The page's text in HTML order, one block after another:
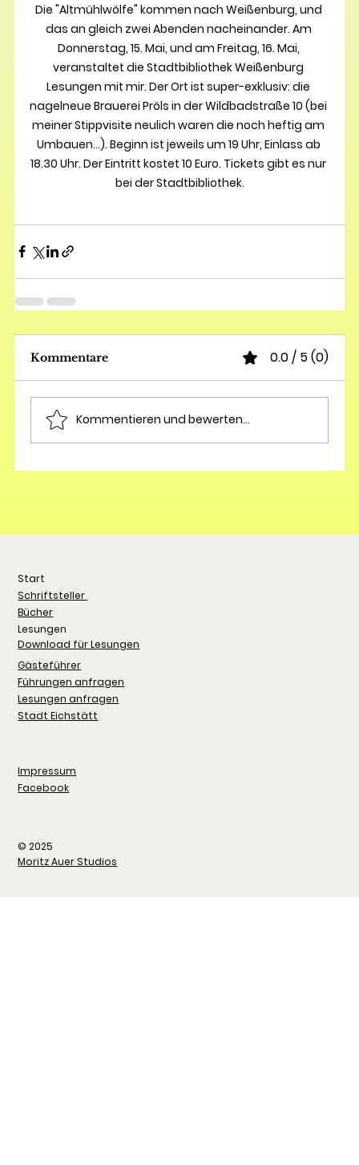
Die "Altmühlwölfe" kommen nach Weißenburg, und
das an gleich zwei Abenden nacheinander. Am
Donnerstag, 15. Mai, und am Freitag, 16. Mai,
veranstaltet die Stadtbibliothek Weißenburg
Lesungen mit mir. Der Ort ist super-exklusiv: die
nagelneue Brauerei Pröls in der Wildbadstraße 10 (bei
meiner Stippvisite neulich waren die noch heftig am
Umbauen...). Beginn ist jeweils um 19 Uhr, Einlass ab
18.30 Uhr. Der Eintritt kostet 10 Euro. Tickets gibt es nur
bei der Stadtbibliothek.
Kommentare 0.0 / 5 (0)
Kommentieren und bewerten...
Start
Schriftsteller
Bücher
Lesungen
Download für Lesungen
Gästeführer
Führungen anfragen
Lesungen anfragen
Stadt Eichstätt
Impressum
Facebook
© 2025
Moritz Auer Studios